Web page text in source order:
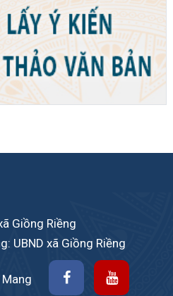
Giồng Riềng
UBND xã Giồng Riềng